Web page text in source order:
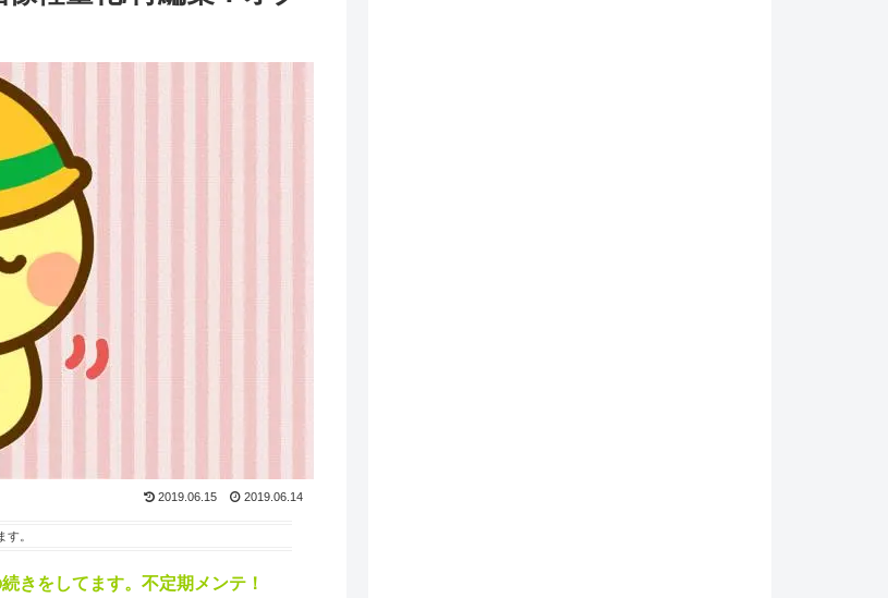
2019.06.15 2019.06.14
す。
きをしてます。不定期メンテ！